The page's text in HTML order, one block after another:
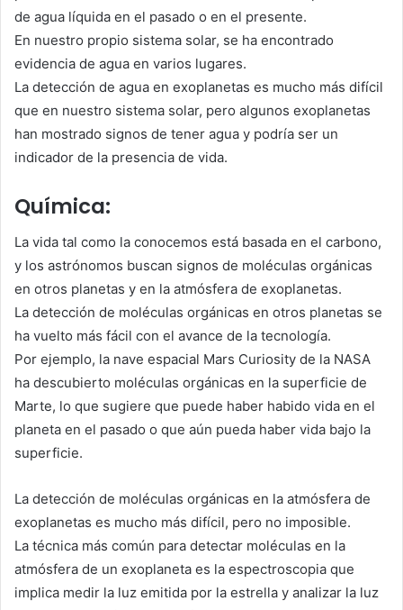
de agua líquida en el pasado o en el presente.
En nuestro propio sistema solar, se ha encontrado
evidencia de agua en varios lugares.
La detección de agua en exoplanetas es mucho más difícil
que en nuestro sistema solar, pero algunos exoplanetas
han mostrado signos de tener agua y podría ser un
indicador de la presencia de vida.
Química:
La vida tal como la conocemos está basada en el carbono,
y los astrónomos buscan signos de moléculas orgánicas
en otros planetas y en la atmósfera de exoplanetas.
La detección de moléculas orgánicas en otros planetas se
ha vuelto más fácil con el avance de la tecnología.
Por ejemplo, la nave espacial Mars Curiosity de la NASA
ha descubierto moléculas orgánicas en la superficie de
Marte, lo que sugiere que puede haber habido vida en el
planeta en el pasado o que aún pueda haber vida bajo la
superficie.
La detección de moléculas orgánicas en la atmósfera de
exoplanetas es mucho más difícil, pero no imposible.
La técnica más común para detectar moléculas en la
atmósfera de un exoplaneta es la espectroscopia que
implica medir la luz emitida por la estrella y analizar la luz